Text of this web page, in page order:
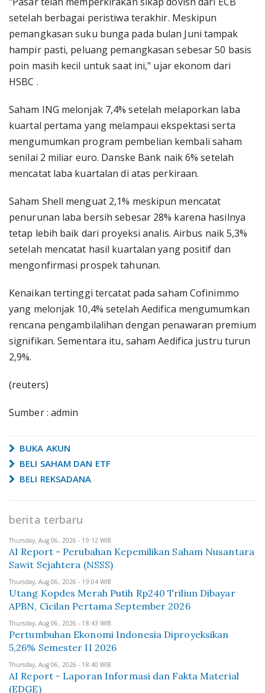
setelah berbagai peristiwa terakhir. Meskipun
pemangkasan suku bunga pada bulan Juni tampak
hampir pasti, peluang pemangkasan sebesar 50 basis
poin masih kecil untuk saat ini," ujar ekonom dari
HSBC .
Saham ING melonjak 7,4% setelah melaporkan laba
kuartal pertama yang melampaui ekspektasi serta
mengumumkan program pembelian kembali saham
senilai 2 miliar euro. Danske Bank naik 6% setelah
mencatat laba kuartalan di atas perkiraan.
Saham Shell menguat 2,1% meskipun mencatat
penurunan laba bersih sebesar 28% karena hasilnya
tetap lebih baik dari proyeksi analis. Airbus naik 5,3%
setelah mencatat hasil kuartalan yang positif dan
mengonfirmasi prospek tahunan.
Kenaikan tertinggi tercatat pada saham Cofinimmo
yang melonjak 10,4% setelah Aedifica mengumumkan
rencana pengambilalihan dengan penawaran premium
signifikan. Sementara itu, saham Aedifica justru turun
2,9%.
(reuters)
Sumber : admin
BUKA AKUN
BELI SAHAM DAN ETF
BELI REKSADANA
berita terbaru
Thursday, Aug 06, 2026 - 19:12 WIB
AI Report - Perubahan Kepemilikan Saham Nusantara
Sawit Sejahtera (NSSS)
Thursday, Aug 06, 2026 - 19:04 WIB
Utang Kopdes Merah Putih Rp240 Triliun Dibayar
APBN, Cicilan Pertama September 2026
Thursday, Aug 06, 2026 - 18:43 WIB
Pertumbuhan Ekonomi Indonesia Diproyeksikan
5,26% Semester II 2026
Thursday, Aug 06, 2026 - 18:40 WIB
AI Report - Laporan Informasi dan Fakta Material
(EDGE)